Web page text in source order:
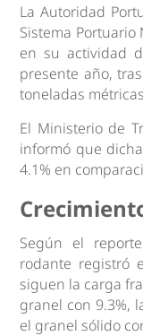
La Autoridad
Sistema
en su actividad
presente año,
toneladas
El Ministerio de
informó que
4.1% en
Según el
rodante registró
siguen la carga
granel con 9.3%,
el granel sólido